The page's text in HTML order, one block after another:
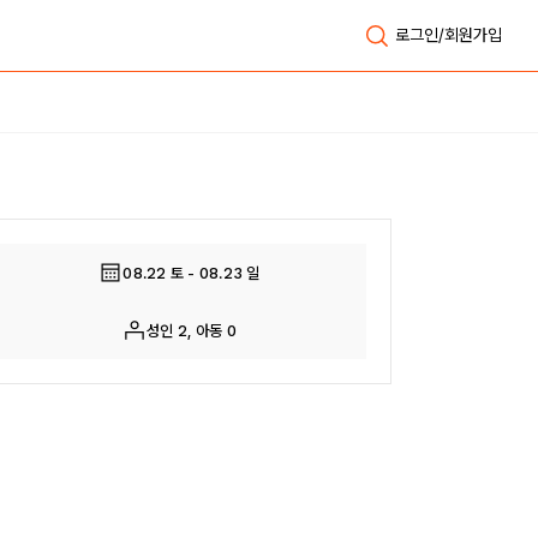
로그인/회원가입
08.22 토 - 08.23 일
성인 2, 아동 0